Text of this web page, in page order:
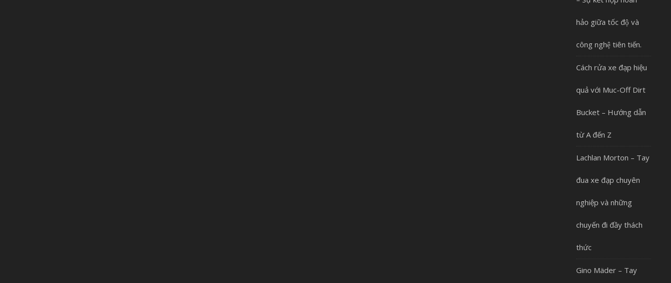
hảo giữa tốc độ và
công nghệ tiên tiến.
Cách rửa xe đạp hiệu
quả với Muc-Off Dirt
Bucket – Hướng dẫn
từ A đến Z
Lachlan Morton – Tay
đua xe đạp chuyên
nghiệp và những
chuyến đi đầy thách
thức
Gino Mäder – Tay